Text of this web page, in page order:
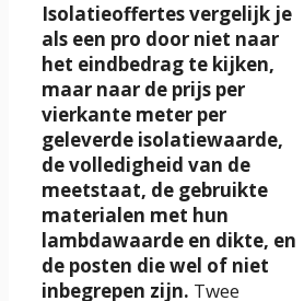
Isolatieoffertes vergelijk je
als een pro door niet naar
het eindbedrag te kijken,
maar naar de prijs per
vierkante meter per
geleverde isolatiewaarde,
de volledigheid van de
meetstaat, de gebruikte
materialen met hun
lambdawaarde en dikte, en
de posten die wel of niet
inbegrepen zijn. Twee